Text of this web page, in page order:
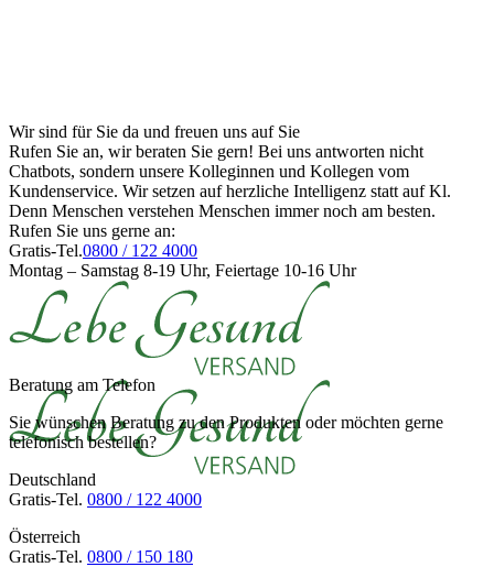
Wir sind für Sie da und freuen uns auf Sie
Rufen Sie an, wir beraten Sie gern! Bei uns antworten nicht
Chatbots, sondern unsere Kolleginnen und Kollegen vom
Kundenservice. Wir setzen auf herzliche Intelligenz statt auf Kl.
Denn Menschen verstehen Menschen immer noch am besten.
Rufen Sie uns gerne an:
Gratis-Tel.0800 / 122 4000
Montag – Samstag 8-19 Uhr, Feiertage 10-16 Uhr
Beratung am Telefon
Sie wünschen Beratung zu den Produkten oder möchten gerne
telefonisch bestellen?
Deutschland
Gratis-Tel. 0800 / 122 4000
Österreich
Gratis-Tel. 0800 / 150 180